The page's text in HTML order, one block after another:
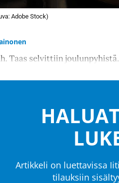
Adobe Stock)
Taas selvittiin joulunpyhistä.
Artikkeli on luettavissa
tilauksiin